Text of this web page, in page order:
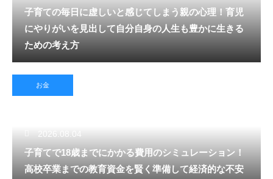
子育ての毎日に虚しいと感じてしまう親の心理！育児
にやりがいを見出して自分自身の人生も豊かに生きる
ための考え方
お金
2026.08.04
子育てで18歳までにかかる費用のシミュレーション！
高校卒業までの教育資金を賢く準備して経済的な不安